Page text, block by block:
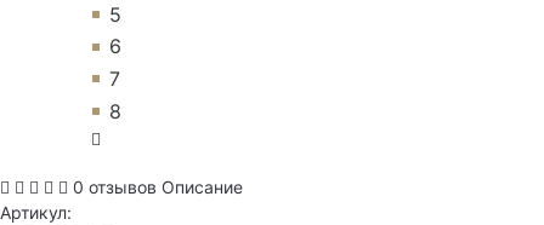
5
6
7
8
0 отзывов Описание
Артикул: